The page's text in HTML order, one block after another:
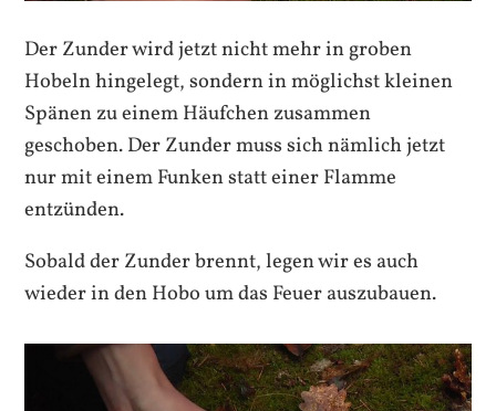
Der Zunder wird jetzt nicht mehr in groben
Hobeln hingelegt, sondern in möglichst kleinen
Spänen zu einem Häufchen zusammen
geschoben. Der Zunder muss sich nämlich jetzt
nur mit einem Funken statt einer Flamme
entzünden.
Sobald der Zunder brennt, legen wir es auch
wieder in den Hobo um das Feuer auszubauen.